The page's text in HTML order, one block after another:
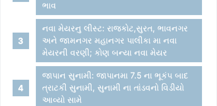
ભાવ
નવા મેયરનુ લીસ્ટ: રાજકોટ,સુરત, ભાવનગર
અને જામનગર મહાનગર પાલીકા મા નવા
મેયરની વરણી; કોણ બન્યા નવા મેયર
જાપાન સુનામી: જાપાનમા 7.5 ના ભૂકંપ બાદ
ત્રાટકી સુનામી, સુનામી ના તાંડવનો વિડીયો
આવ્યો સામે